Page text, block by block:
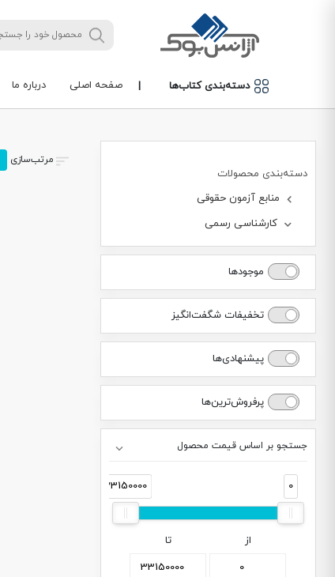
دسته‌بندی کتاب‌ها | صفحه اصلی درباره ما
دسته‌بندی محصولات
منابع آزمون حقوقی
کارشناسی رسمی
موجودها
تخفیفات شگفت‌انگیز
پیشنهادی‌ها
پرفروش‌ترین‌ها
جستجو بر اساس قیمت محصول
0
33150000
از تا
مرتب‌سازی